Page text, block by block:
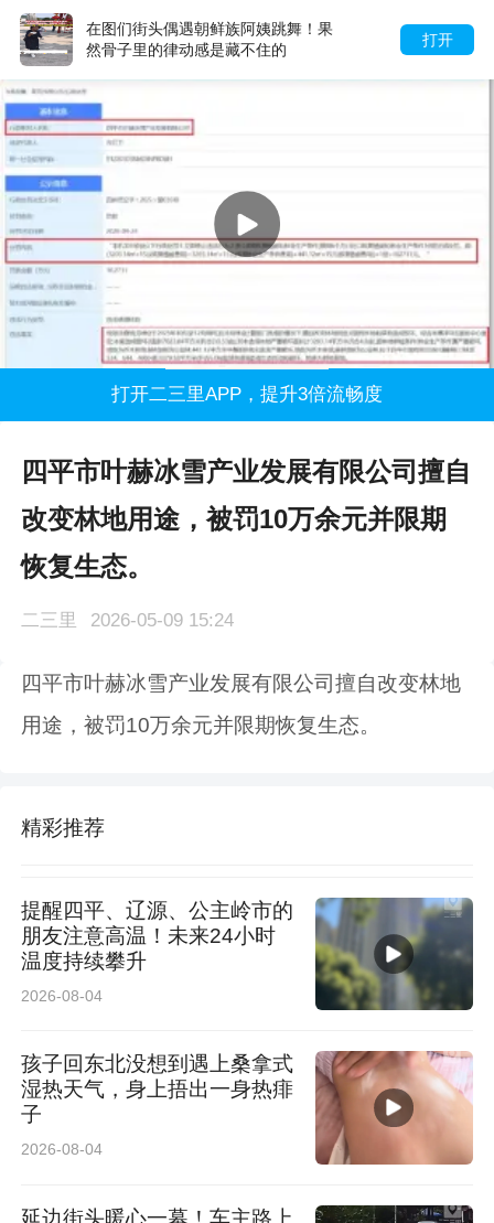
打开
在图们街头偶遇朝鲜族阿姨跳舞！果
然骨子里的律动感是藏不住的
打开二三里APP，提升3倍流畅度
四平市叶赫冰雪产业发展有限公司擅自
改变林地用途，被罚10万余元并限期
恢复生态。
二三里 2026-05-09 15:24
四平市叶赫冰雪产业发展有限公司擅自改变林地
用途，被罚10万余元并限期恢复生态。
精彩推荐
提醒四平、辽源、公主岭市的
朋友注意高温！未来24小时
温度持续攀升
2026-08-04
孩子回东北没想到遇上桑拿式
湿热天气，身上捂出一身热痱
子
2026-08-04
延边街头暖心一幕！车主路上